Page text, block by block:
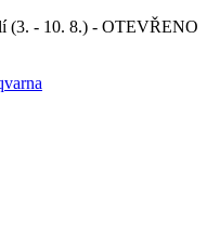
(3. - 10. 8.) - OTEVŘENO